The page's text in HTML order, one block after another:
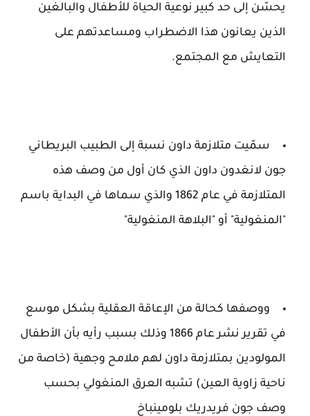
يحسّن إلى حد كبير نوعية الحياة للأطفال والبالغين
الذين يعانون هذا الاضطراب ومساعدتهم على
التعايش مع المجتمع.
سمّيت متلازمة داون نسبة إلى الطبيب البريطاني
جون لانغدون داون الذي كان أول من وصف هذه
المتلازمة في عام 1862 والذي سماها في البداية باسم
"المنغولية" أو "البلاهة المنغولية"
ووصفها كحالة من الإعاقة العقلية بشكل موسع
في تقرير نشر عام 1866 وذلك بسبب رأيه بأن الأطفال
المولودين بمتلازمة داون لهم ملامح وجهية (خاصة من
ناحية زاوية العين) تشبه العرق المنغولي بحسب
وصف جون فريدريك بلومينباخ